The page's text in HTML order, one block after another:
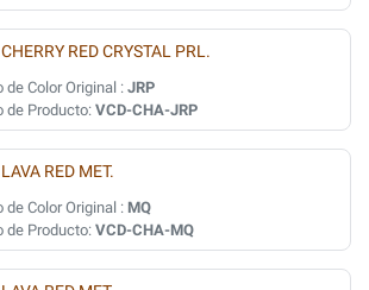
RED CRYSTAL PRL.
de Color Original : JRP
de Producto: VCD-CHA-JRP
RED MET.
de Color Original : MQ
de Producto: VCD-CHA-MQ